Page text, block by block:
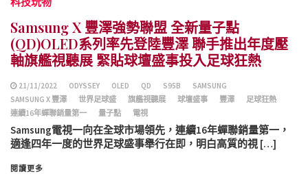
Samsung X 豐澤強勢聯盟 全新量子點
(QD)OLED系列率先登陸豐澤 聯手推出年度壓
軸旗艦視聽展 緊貼球壇盛事投入足球狂熱
21/11/2022 ODYSSEY OLED QD S95B
SAMSUNG
SAMSUNG X 豐澤
世界足球盛 旗艦視聽展 球壇盛事 豐澤
足球狂熱
連續16年蟬聯銷量第一
量子點 電視
Samsung電視一向在全球市場領先，連續16年蟬聯銷量第一，
適逢四年一度的世界足球盛事舉行在即，明白高質的視 […]
閱讀更多